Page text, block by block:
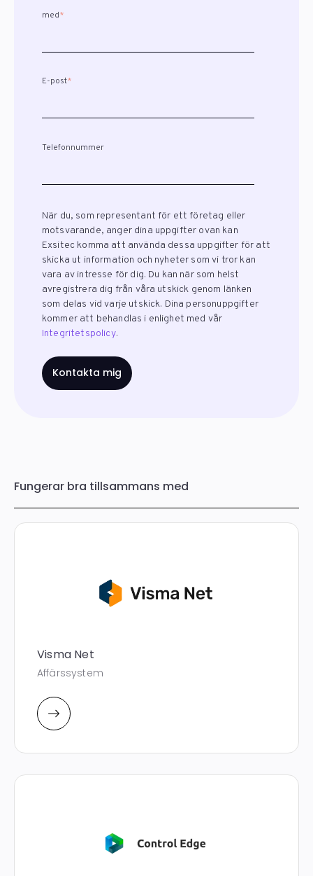
med*
E-post*
Telefonnummer
När du, som representant för ett företag eller
motsvarande, anger dina uppgifter ovan kan
Exsitec komma att använda dessa uppgifter för att
skicka ut information och nyheter som vi tror kan
vara av intresse för dig. Du kan när som helst
avregistrera dig från våra utskick genom länken
som delas vid varje utskick. Dina personuppgifter
kommer att behandlas i enlighet med vår
Integritetspolicy.
Fungerar bra tillsammans med
Visma Net
Affärssystem